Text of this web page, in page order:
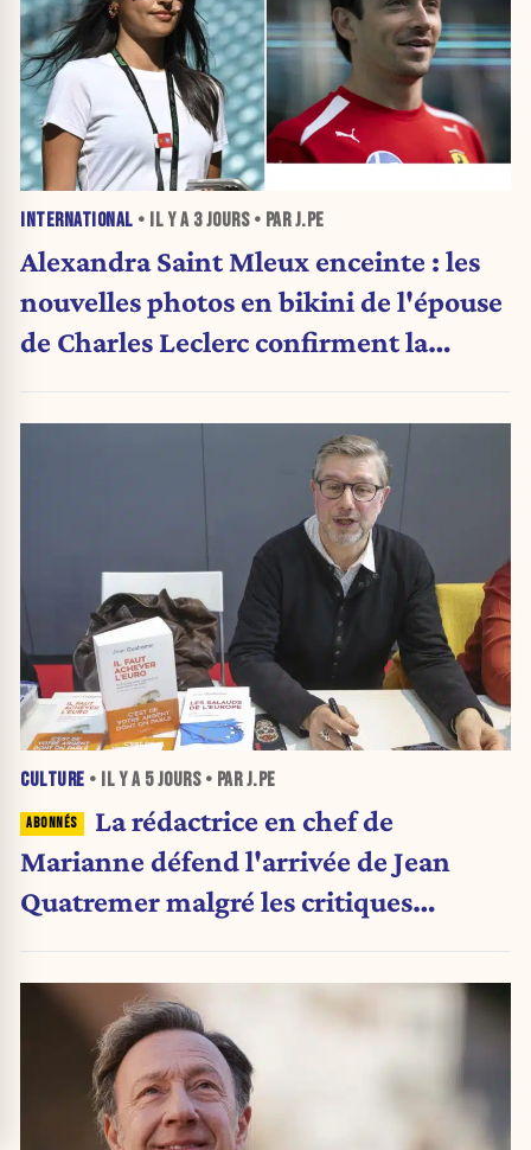
INTERNATIONAL • IL Y A 3 JOURS• PAR J.PE
Alexandra Saint Mleux enceinte : les
nouvelles photos en bikini de l'épouse
de Charles Leclerc confirment la
CULTURE • IL Y A 5 JOURS• PAR J.PE
La rédactrice en chef de
Marianne défend l'arrivée de Jean
Quatremer malgré les critiques